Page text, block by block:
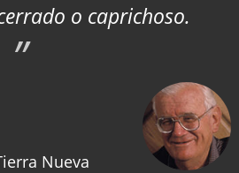
o caprichoso.
Nueva